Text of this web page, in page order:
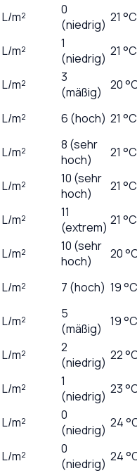
L/m²
0
(niedrig) 21 °C
L/m²
1
(niedrig) 21 °C
L/m²
3
(mäßig)
20
L/m² 6 (hoch) 21 °C
L/m²
8 (sehr
hoch)
21 °C
L/m²
10 (sehr
hoch)
21 °C
L/m²
11
(extrem) 21 °C
L/m²
10 (sehr
hoch)
20
L/m² 7 (hoch) 19 °C
L/m²
5
(mäßig)
19 °C
L/m²
2
(niedrig) 22
L/m²
1
(niedrig) 23
L/m²
0
(niedrig) 24
L/m²
0
(niedrig) 24